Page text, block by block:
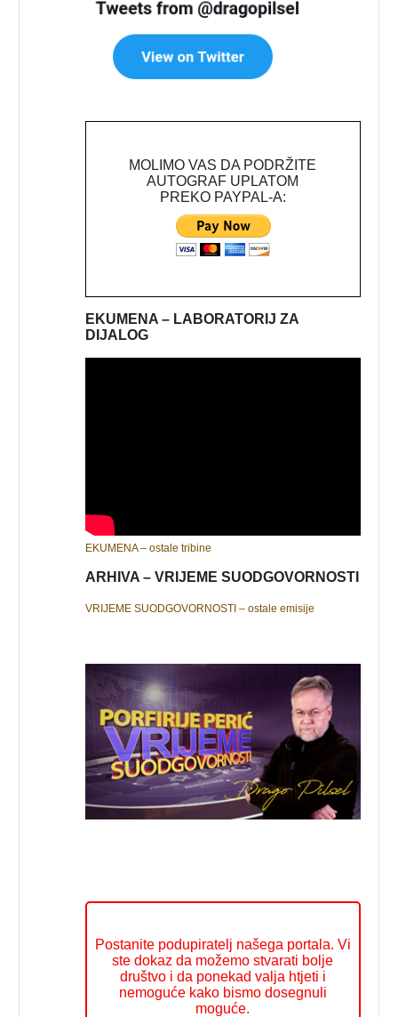
MOLIMO VAS DA PODRŽITE
AUTOGRAF UPLATOM
PREKO PAYPAL-A:
EKUMENA – LABORATORIJ ZA
DIJALOG
EKUMENA – ostale tribine
ARHIVA – VRIJEME SUODGOVORNOSTI
VRIJEME SUODGOVORNOSTI – ostale emisije
Postanite podupiratelj našega portala. Vi
ste dokaz da možemo stvarati bolje
društvo i da ponekad valja htjeti i
nemoguće kako bismo dosegnuli
moguće.